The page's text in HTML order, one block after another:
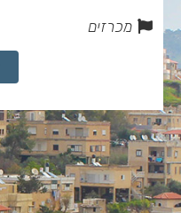
מכרזים